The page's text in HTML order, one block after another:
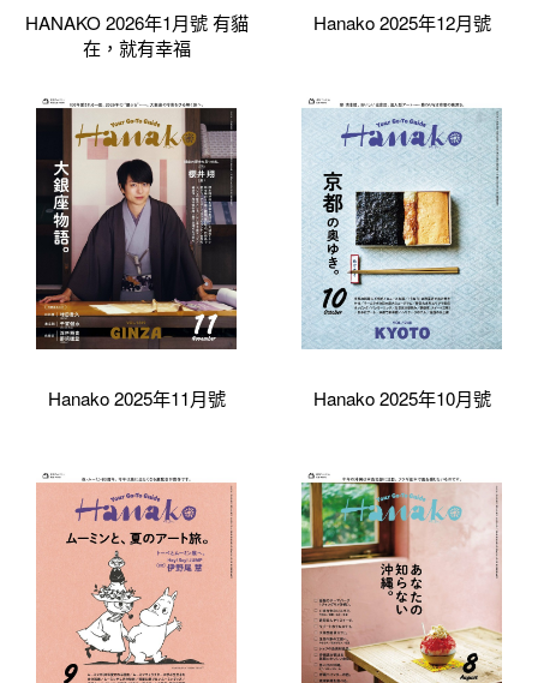
HANAKO 2026年1月號 有貓
在，就有幸福
Hanako 2025年12月號
Hanako 2025年11月號 Hanako 2025年10月號